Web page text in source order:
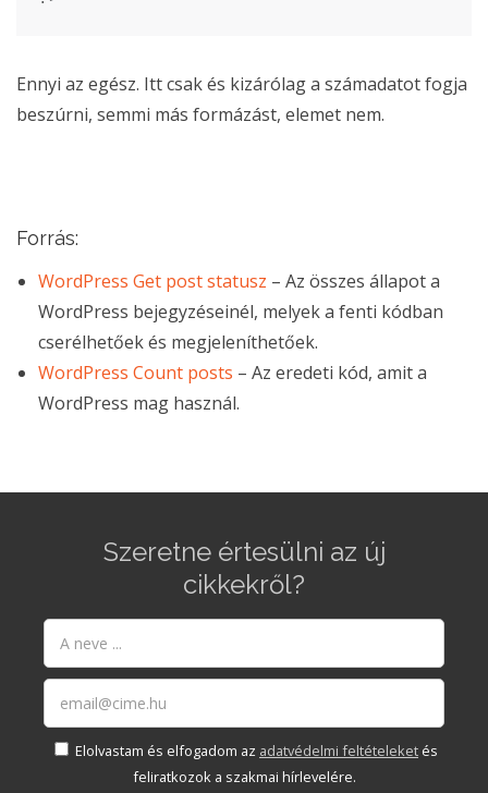
Ennyi az egész. Itt csak és kizárólag a számadatot fogja
beszúrni, semmi más formázást, elemet nem.
Forrás:
WordPress Get post statusz – Az összes állapot a
WordPress bejegyzéseinél, melyek a fenti kódban
cserélhetőek és megjeleníthetőek.
WordPress Count posts – Az eredeti kód, amit a
WordPress mag használ.
Szeretne értesülni az új
cikkekről?
Elolvastam és elfogadom az adatvédelmi feltételeket és
feliratkozok a szakmai hírlevelére.